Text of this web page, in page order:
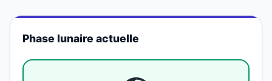
Phase lunaire actuelle